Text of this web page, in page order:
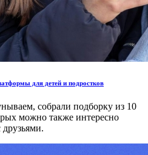
для детей и подростков
собрали подборку из 10
можно также интересно